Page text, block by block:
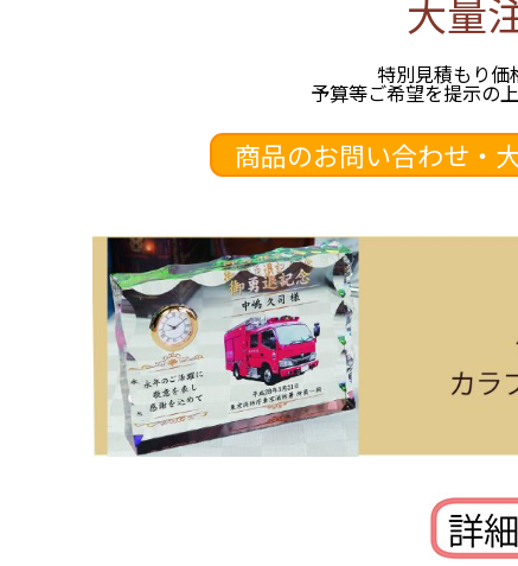
大量
特別見積もり価
予算等ご希望を提示の
商品のお問い合わせ・